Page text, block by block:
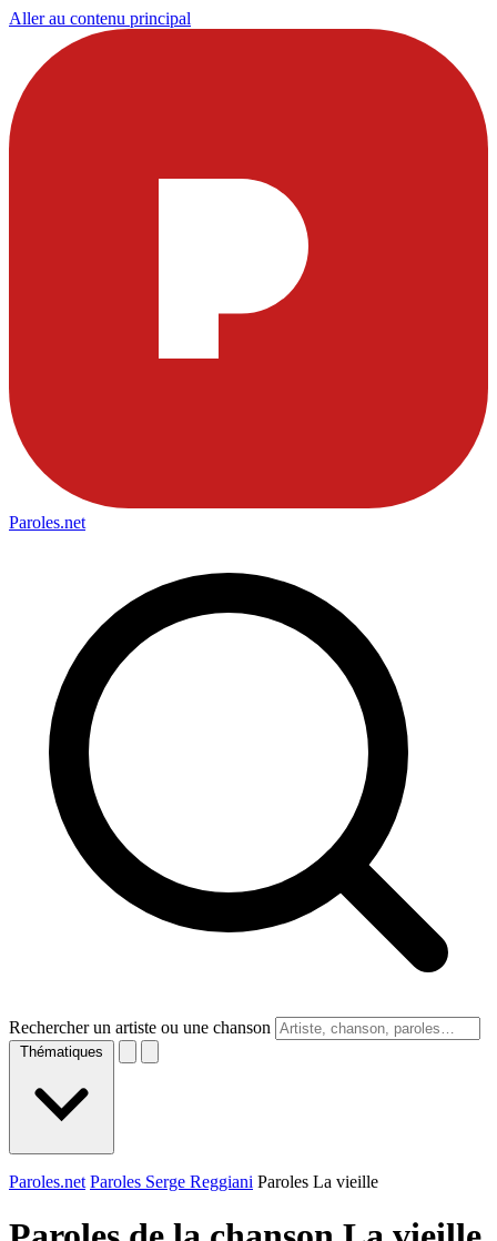
Aller au contenu principal
Paroles.net
Rechercher un artiste ou une chanson
Thématiques
Paroles.net Paroles Serge Reggiani Paroles La vieille